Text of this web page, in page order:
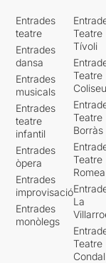
Entrades
teatre
Entrades
dansa
Entrades
musicals
Entrades
teatre
infantil
Entrades
òpera
Entrades
improvisació
Entrades
monòlegs
Teatre
Tívoli
Teatre
Teatre
Borràs
Teatre
Romea
La
Teatre
Condal